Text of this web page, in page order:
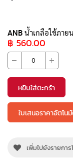
สินค้า
ที่
จัด
กลุ่ม
ANB น้ำเกลือใช้ภา
฿ 560.00
หยิบใส่ตะกร้า
ใบเสนอราคาอัตโน
เพิ่มไปยังรายการ